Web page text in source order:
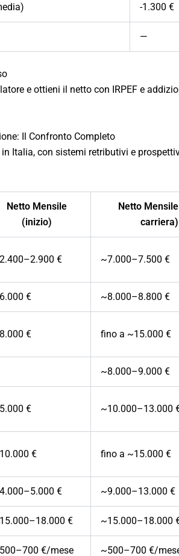
-1.300 €
—
e ottieni il netto con IRPEF e
Il Confronto Completo
Italia, con sistemi retributivi e
Netto Mensile
(inizio)
Netto
carriera)
€ ~7.000–7.500 €
€ ~8.000–8.800 €
€ fino a ~15.000 €
~8.000–9.000 €
€ ~10.000–13.000
€ fino a ~15.000 €
€ ~9.000–13.000 €
€ ~15.000–18.000
€/mese ~500–700 €/